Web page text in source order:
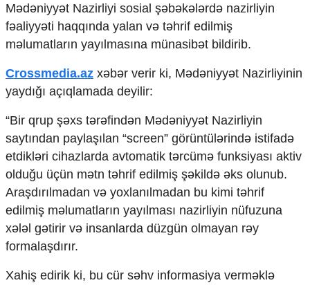
Mədəniyyət Nazirliyi sosial şəbəkələrdə nazirliyin
fəaliyyəti haqqında yalan və təhrif edilmiş
məlumatların yayılmasına münasibət bildirib.
Crossmedia.az xəbər verir ki, Mədəniyyət Nazirliyinin
yaydığı açıqlamada deyilir:
“Bir qrup şəxs tərəfindən Mədəniyyət Nazirliyin
saytından paylaşılan “screen” görüntülərində istifadə
etdikləri cihazlarda avtomatik tərcümə funksiyası aktiv
olduğu üçün mətn təhrif edilmiş şəkildə əks olunub.
Araşdırılmadan və yoxlanılmadan bu kimi təhrif
edilmiş məlumatların yayılması nazirliyin nüfuzuna
xələl gətirir və insanlarda düzgün olmayan rəy
formalaşdırır.
Xahiş edirik ki, bu cür səhv informasiya verməklə